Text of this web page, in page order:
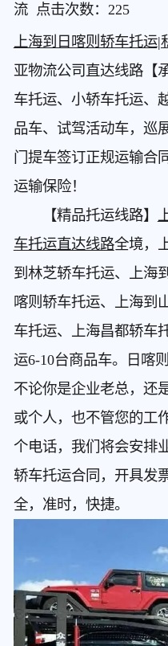
流 点击次数： 225
上海到日喀则轿车托运
亚物流公司直达线路【
车托运、小轿车托运、
品车、试驾活动车，巡
门提车签订正规运输合
运输保险！
【精品托运线路】
车托运直达线路全境，
到林芝轿车托运、上海
喀则轿车托运、上海到
车托运、上海昌都轿车
运6-10台商品车。日喀
不论你是企业老总，还
或个人，也不管您的工
个电话，我们将会安排
轿车托运合同，开具发
全，准时，快捷。